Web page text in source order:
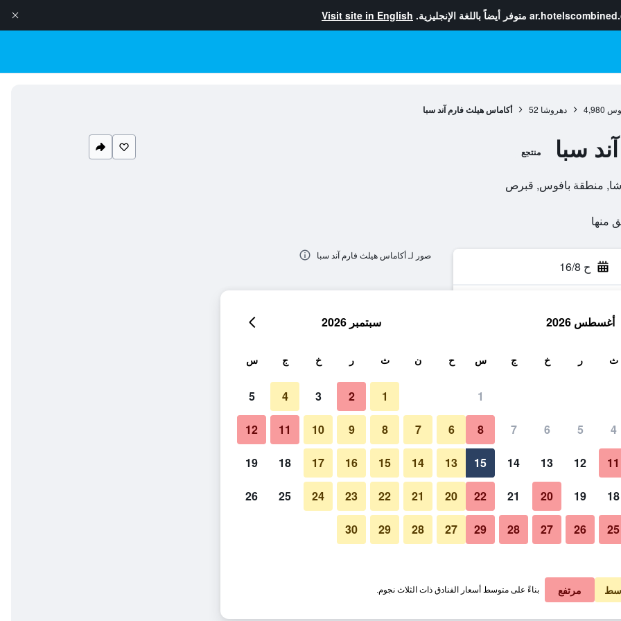
متوفر أيضاً باللغة الإنجليزية. Visit site in English
4,980 دهروشا 52 أكاماس هيلث فارم آند سبا
سبا منتجع
ح 16/8
عرض الأسعار
عرض الأسعار
صور لـ أكاماس هيلث فارم آند سبا
أغسطس 2026
ث ر خ ج س
1
4
5
6
7
8
11
12
13
14
15
18
19
20
21
22
25
26
27
28
29
سبتمبر 2026
ح ن ث ر خ ج س
1
2
3
4
5
6
7
8
9
10
11
12
13
14
15
16
17
18
19
20
21
22
23
24
25
26
27
28
29
30
مرتفع بناءً على متوسط أسعار الفنادق ذات الثلاث نجوم.